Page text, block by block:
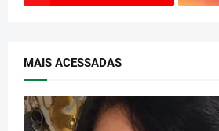
MAIS ACESSADAS